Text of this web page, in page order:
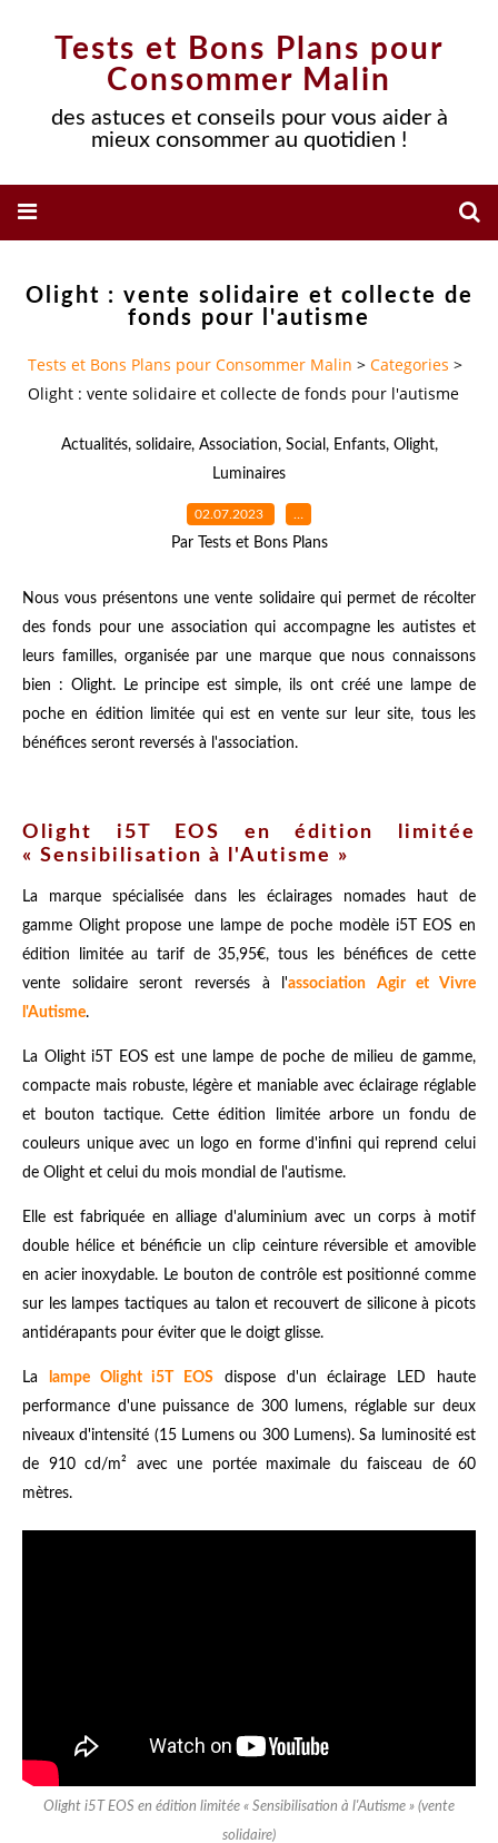
Tests et Bons Plans pour
Consommer Malin
des astuces et conseils pour vous aider à
mieux consommer au quotidien !
Olight : vente solidaire et collecte de
fonds pour l'autisme
Tests et Bons Plans pour Consommer Malin > Categories >
Olight : vente solidaire et collecte de fonds pour l'autisme
Actualités, solidaire, Association, Social , Enfants, Olight,
Luminaires
02.07.2023 …
Par Tests et Bons Plans
Nous vous présentons une vente solidaire qui permet de récolter
des fonds pour une association qui accompagne les autistes et
leurs familles, organisée par une marque que nous connaissons
bien : Olight. Le principe est simple, ils ont créé une lampe de
poche en édition limitée qui est en vente sur leur site, tous les
bénéfices seront reversés à l'association.
Olight i5T EOS en édition limitée
« Sensibilisation à l'Autisme »
La marque spécialisée dans les éclairages nomades haut de
gamme Olight propose une lampe de poche modèle i5T EOS en
édition limitée au tarif de 35,95€, tous les bénéfices de cette
vente solidaire seront reversés à l'association Agir et Vivre
l'Autisme.
La Olight i5T EOS est une lampe de poche de milieu de gamme,
compacte mais robuste, légère et maniable avec éclairage réglable
et bouton tactique. Cette édition limitée arbore un fondu de
couleurs unique avec un logo en forme d'infini qui reprend celui
de Olight et celui du mois mondial de l'autisme.
Elle est fabriquée en alliage d'aluminium avec un corps à motif
double hélice et bénéficie un clip ceinture réversible et amovible
en acier inoxydable. Le bouton de contrôle est positionné comme
sur les lampes tactiques au talon et recouvert de silicone à picots
antidérapants pour éviter que le doigt glisse.
La lampe Olight i5T EOS dispose d'un éclairage LED haute
performance d'une puissance de 300 lumens, réglable sur deux
niveaux d'intensité (15 Lumens ou 300 Lumens). Sa luminosité est
de 910 cd/m² avec une portée maximale du faisceau de 60
mètres.
Olight i5T EOS en édition limitée « Sensibilisation à l'Autisme » (vente
solidaire)